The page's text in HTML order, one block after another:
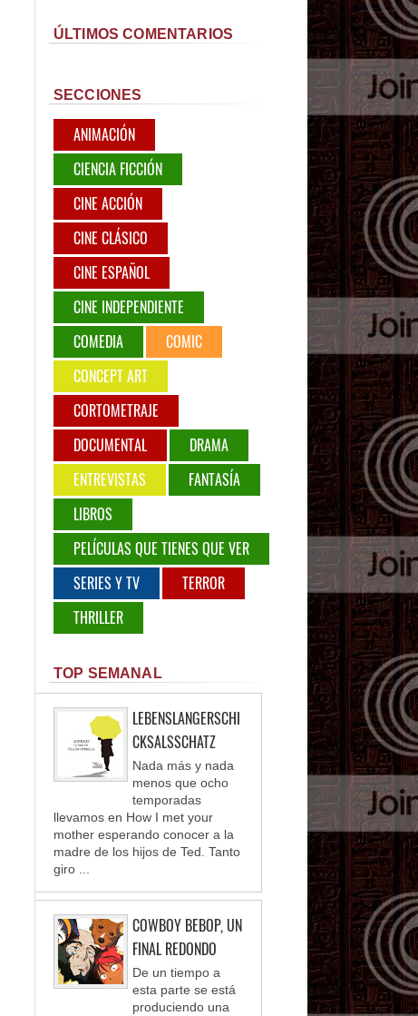
ÚLTIMOS COMENTARIOS
SECCIONES
ANIMACIÓN
CIENCIA FICCIÓN
CINE ACCIÓN
CINE CLÁSICO
CINE ESPAÑOL
CINE INDEPENDIENTE
COMEDIA
COMIC
CONCEPT ART
CORTOMETRAJE
DOCUMENTAL
DRAMA
ENTREVISTAS
FANTASÍA
LIBROS
PELÍCULAS QUE TIENES QUE VER
SERIES Y TV
TERROR
THRILLER
TOP SEMANAL
LEBENSLANGERSCHI
CKSALSSCHATZ
Nada más y nada
menos que ocho
temporadas
llevamos en How I met your
mother esperando conocer a la
madre de los hijos de Ted. Tanto
giro ...
COWBOY BEBOP, UN
FINAL REDONDO
De un tiempo a
esta parte se está
produciendo una